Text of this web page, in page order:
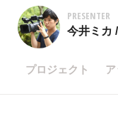
PRESENTER
今井ミカ
プロジェクト